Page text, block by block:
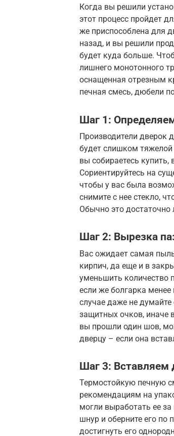
Когда вы решили
этот процесс пройдет
же приспособлена для
назад, и вы решили
будет куда больше.
лишнего монотонного
оснащенная отрезным
печная смесь, дюбели
Шаг 1:
Производители дверок
будет слишком
вы собираетесь
Сориентируйтесь на
чтобы у вас была
снимите с нее стекло,
Обычно это достаточно
Шаг 2: Вырезка
Вас ожидает самая
кирпич, да еще и в
уменьшить количество
если же болгарка
случае даже не
защитных очков, иначе
вы прошли один шов,
дверцу – если она
Шаг 3: Вставляем
Термостойкую печную
рекомендациям на
могли выработать ее
шнур и оберните его по
достигнуть его